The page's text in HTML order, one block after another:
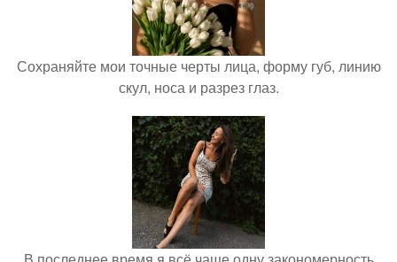
Сохраняйте мои точные черты лица, форму губ, линию
скул, носа и разрез глаз.